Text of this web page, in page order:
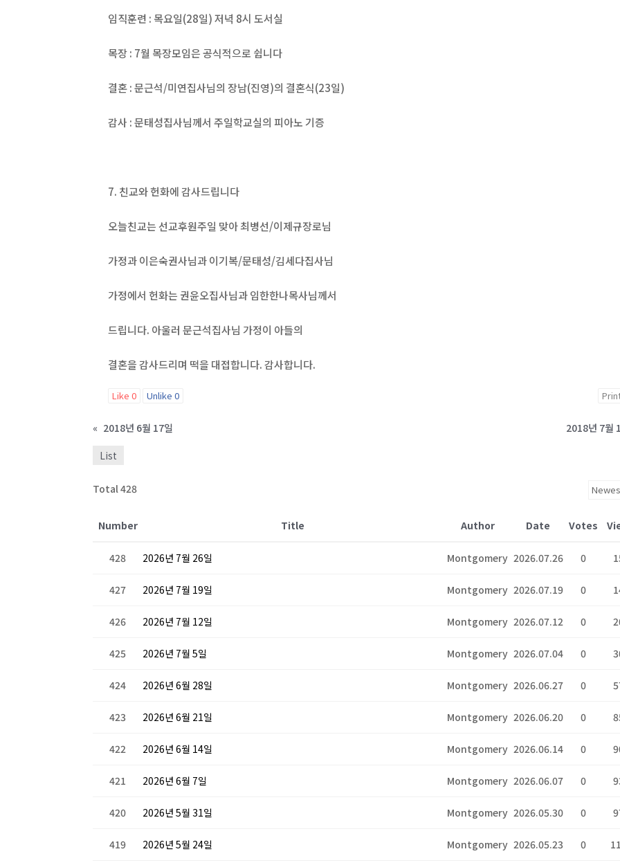
임직훈련 : 목요일(28일) 저녁 8시 도서실
목장 : 7월 목장모임은 공식적으로 쉽니다
결혼 : 문근석/미연집사님의 장남(진영)의 결혼식(23일)
감사 : 문태성집사님께서 주일학교실의 피아노 기증
7. 친교와 헌화에 감사드립니다
오늘친교는 선교후원주일 맞아 최병선/이제규장로님
가정과 이은숙권사님과 이기복/문태성/김세다집사님
가정에서 헌화는 권윤오집사님과 임한한나목사님께서
드립니다. 아울러 문근석집사님 가정이 아들의
결혼을 감사드리며 떡을 대접합니다. 감사합니다.
Like0 Unlike0
« 2018년 6월 17일 2018년 7월
List
Total 428
Number Title Author Date Votes
428 2026년 7월 26일 Montgomery 2026.07.26 0
427 2026년 7월 19일 Montgomery 2026.07.19 0
426 2026년 7월 12일 Montgomery 2026.07.12 0
425 2026년 7월 5일 Montgomery 2026.07.04 0
424 2026년 6월 28일 Montgomery 2026.06.27 0
423 2026년 6월 21일 Montgomery 2026.06.20 0
422 2026년 6월 14일 Montgomery 2026.06.14 0
421 2026년 6월 7일 Montgomery 2026.06.07 0
420 2026년 5월 31일 Montgomery 2026.05.30 0
419 2026년 5월 24일 Montgomery 2026.05.23 0